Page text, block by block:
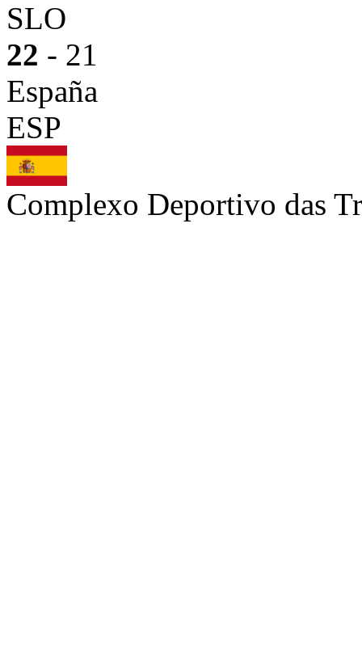
SLO
22 - 21
España
ESP
Complexo Deportivo das